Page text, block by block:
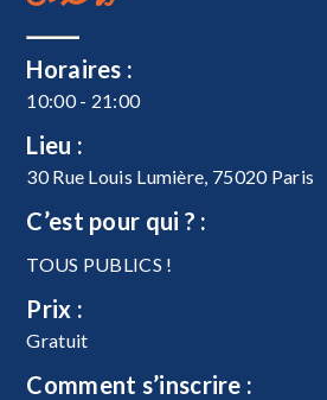
Horaires :
10:00 - 21:00
Lieu :
30 Rue Louis Lumière, 75020 Paris
C’est pour qui ? :
TOUS PUBLICS !
Prix :
Gratuit
Comment s’inscrire :